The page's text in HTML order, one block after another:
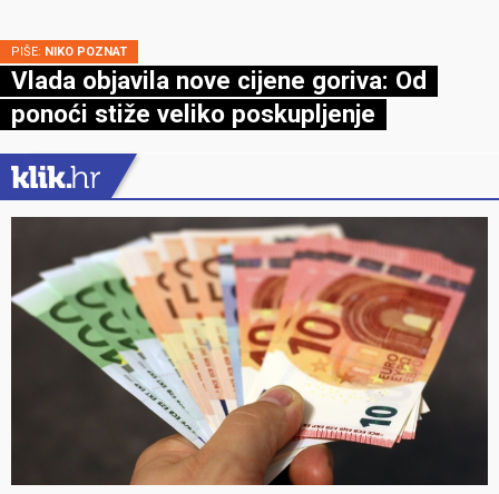
PIŠE: NIKO POZNAT
Vlada objavila nove cijene goriva: Od
ponoći stiže veliko poskupljenje